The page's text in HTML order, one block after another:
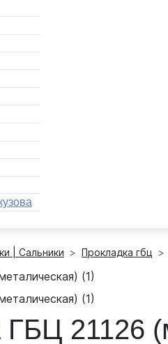
| Сальники Прокладка гбц
ГБЦ 21126